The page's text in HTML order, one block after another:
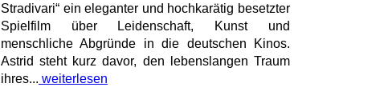
Stradivari“ ein eleganter und hochkarätig besetzter
Spielfilm über Leidenschaft, Kunst und
menschliche Abgründe in die deutschen Kinos.
Astrid steht kurz davor, den lebenslangen Traum
ihres... weiterlesen